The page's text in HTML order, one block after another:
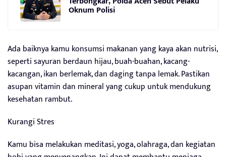
Oknum Polisi
Ada baiknya kamu konsumsi makanan yang kaya akan nutrisi,
seperti sayuran berdaun hijau, buah-buahan, kacang-
kacangan, ikan berlemak, dan daging tanpa lemak. Pastikan
asupan vitamin dan mineral yang cukup untuk mendukung
kesehatan rambut.
Kurangi Stres
Kamu bisa melakukan meditasi, yoga, olahraga, dan kegiatan